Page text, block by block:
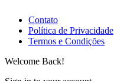
Contato
Política de Privacidade
Termos e Condições
Welcome Back!